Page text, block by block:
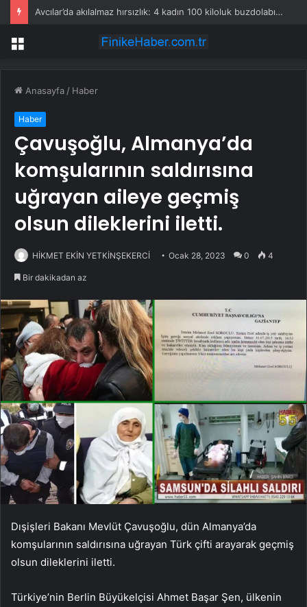
Avcılar’da akılalmaz hırsızlık: 4 kadın 100 kiloluk buzdolabını böyle çaldı
Menü
Anasayfa / Haber
Haber
Çavuşoğlu, Almanya’da
komşularının saldırısına
uğrayan aileye geçmiş
olsun dileklerini iletti.
HİKMET EKİN YETKİNŞEKERCİ Ocak 28, 2023 0 4
Bir dakikadan az
Dışişleri Bakanı Mevlüt Çavuşoğlu, dün Almanya’da
komşularının saldırısına uğrayan Türk çifti arayarak geçmiş
olsun dileklerini iletti.
Türkiye’nin Berlin Büyükelçisi Ahmet Başar Şen, ülkenin